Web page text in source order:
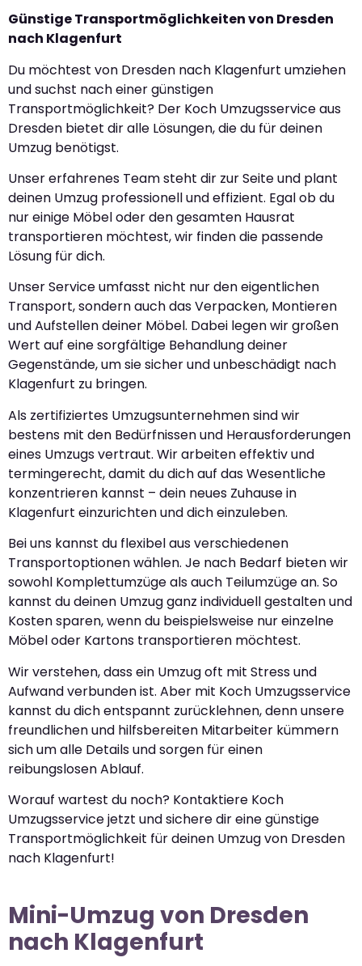
Günstige Transportmöglichkeiten von Dresden
nach Klagenfurt
Du möchtest von Dresden nach Klagenfurt umziehen
und suchst nach einer günstigen
Transportmöglichkeit? Der Koch Umzugsservice aus
Dresden bietet dir alle Lösungen, die du für deinen
Umzug benötigst.
Unser erfahrenes Team steht dir zur Seite und plant
deinen Umzug professionell und effizient. Egal ob du
nur einige Möbel oder den gesamten Hausrat
transportieren möchtest, wir finden die passende
Lösung für dich.
Unser Service umfasst nicht nur den eigentlichen
Transport, sondern auch das Verpacken, Montieren
und Aufstellen deiner Möbel. Dabei legen wir großen
Wert auf eine sorgfältige Behandlung deiner
Gegenstände, um sie sicher und unbeschädigt nach
Klagenfurt zu bringen.
Als zertifiziertes Umzugsunternehmen sind wir
bestens mit den Bedürfnissen und Herausforderungen
eines Umzugs vertraut. Wir arbeiten effektiv und
termingerecht, damit du dich auf das Wesentliche
konzentrieren kannst – dein neues Zuhause in
Klagenfurt einzurichten und dich einzuleben.
Bei uns kannst du flexibel aus verschiedenen
Transportoptionen wählen. Je nach Bedarf bieten wir
sowohl Komplettumzüge als auch Teilumzüge an. So
kannst du deinen Umzug ganz individuell gestalten und
Kosten sparen, wenn du beispielsweise nur einzelne
Möbel oder Kartons transportieren möchtest.
Wir verstehen, dass ein Umzug oft mit Stress und
Aufwand verbunden ist. Aber mit Koch Umzugsservice
kannst du dich entspannt zurücklehnen, denn unsere
freundlichen und hilfsbereiten Mitarbeiter kümmern
sich um alle Details und sorgen für einen
reibungslosen Ablauf.
Worauf wartest du noch? Kontaktiere Koch
Umzugsservice jetzt und sichere dir eine günstige
Transportmöglichkeit für deinen Umzug von Dresden
nach Klagenfurt!
Mini-Umzug von Dresden
nach Klagenfurt